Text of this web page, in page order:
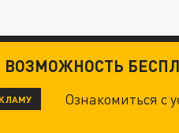
ВОЗМОЖНОСТЬ
Ознакомиться с